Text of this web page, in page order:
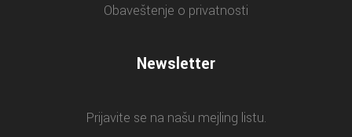
Obaveštenje o privatnosti
Newsletter
Prijavite se na našu mejling listu.